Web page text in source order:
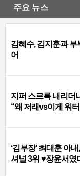
주요 뉴스
김혜수, 김지훈과 부
어
지퍼 스르륵 내리더
“왜 저래vs이게 워
‘김부장’ 최대훈 아
셔널 3위 ♥장윤서였